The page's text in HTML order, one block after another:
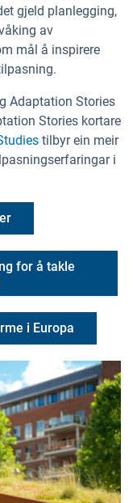
gjeld planlegging,
av
mål å inspirere
Adaptation Stories
Stories kortare
tilbyr ein meir
i
for å takle
i Europa